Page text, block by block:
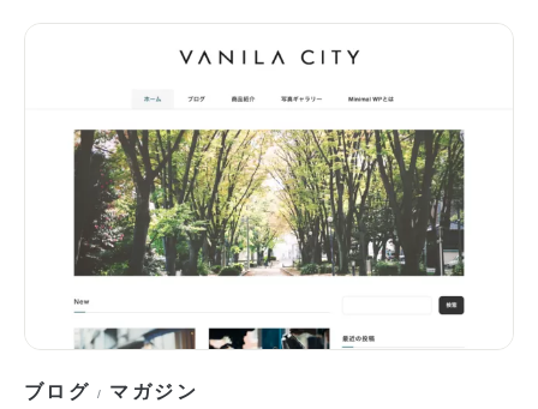
ブログ / マガジン